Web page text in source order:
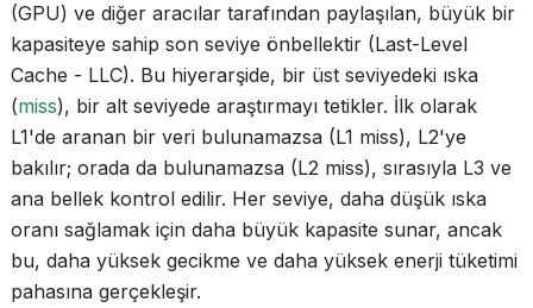
(GPU) ve diğer aracılar tarafından paylaşılan, büyük bir
kapasiteye sahip son seviye önbellektir (Last-Level
Cache - LLC). Bu hiyerarşide, bir üst seviyedeki ıska
(miss), bir alt seviyede araştırmayı tetikler. İlk olarak
L1'de aranan bir veri bulunamazsa (L1 miss), L2'ye
bakılır; orada da bulunamazsa (L2 miss), sırasıyla L3 ve
ana bellek kontrol edilir. Her seviye, daha düşük ıska
oranı sağlamak için daha büyük kapasite sunar, ancak
bu, daha yüksek gecikme ve daha yüksek enerji tüketimi
pahasına gerçekleşir.